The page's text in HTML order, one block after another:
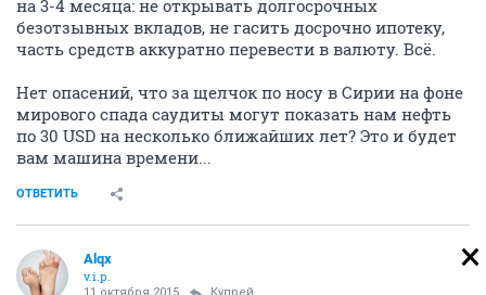
на 3-4 месяца: не открывать долгосрочных
безотзывных вкладов, не гасить досрочно ипотеку,
часть средств аккуратно перевести в валюту. Всё.
Нет опасений, что за щелчок по носу в Сирии на фоне
мирового спада саудиты могут показать нам нефть
по 30 USD на несколько ближайших лет? Это и будет
вам машина времени...
ОТВЕТИТЬ
Alqx
v.i.p.